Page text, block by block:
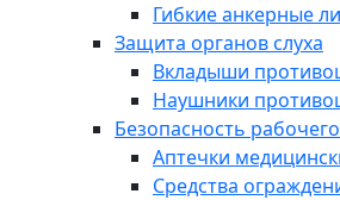
Гибкие анкерные
Защита органов слуха
Вкладыши
Наушники
Безопасность
Аптечки
Средства